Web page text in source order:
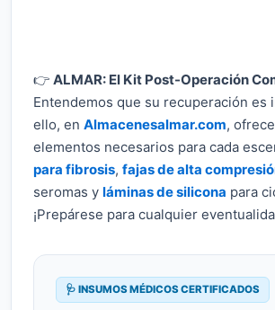
👉 ALMAR: El Kit Post-Operación
Entendemos que su recuperación es
ello, en Almacenesalmar.com,
elementos necesarios para cada
para fibrosis, fajas de alta
seromas y láminas de silicona para
¡Prepárese para cualquier
🩺 INSUMOS MÉDICOS CERTIFICADOS